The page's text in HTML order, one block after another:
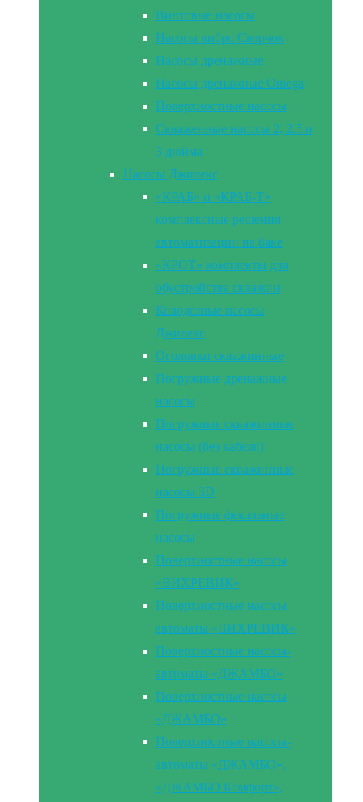
Винтовые насосы
Насосы вибро Сверчок
Насосы дренажные
Насосы дренажные Omega
Поверхностные насосы
Скваженные насосы 2, 2.5 и
3 дюйма
Насосы Джилекс
«КРАБ» и «КРАБ-Т»
комплексные решения
автоматизации на баке
«КРОТ» комплекты для
обустройства скважин
Колодезные насосы
Джилекс
Оголовки скважинные
Погружные дренажные
насосы
Погружные скважинные
насосы (без кабеля)
Погружные скважинные
насосы 3D
Погружные фекальные
насосы
Поверхностные насосы
«ВИХРЕВИК»
Поверхностные насосы-
автоматы «ВИХРЕВИК»
Поверхностные насосы-
автоматы «ДЖАМБО»
Поверхностные насосы
«ДЖАМБО»
Поверхностные насосы-
автоматы «ДЖАМБО»,
«ДЖАМБО Комфорт»,